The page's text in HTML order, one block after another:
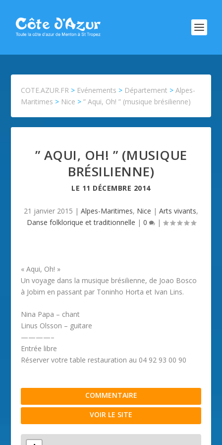
COTE.AZUR.FR > Evénements > Département >Alpes-
Maritimes > Nice >” Aqui, Oh! ” (musique brésilienne)
” AQUI, OH! ” (MUSIQUE
BRÉSILIENNE)
LE 11 DÉCEMBRE 2014
21 janvier 2015 | Alpes-Maritimes, Nice | Arts vivants,
Danse folklorique et traditionnelle | 0 |
« Aqui, Oh! »
Un voyage dans la musique brésilienne, de Joao Bosco
à Jobim en passant par Toninho Horta et Ivan Lins.
Nina Papa – chant
Linus Olsson – guitare
————–
Entrée libre
Réserver votre table restauration au 04 92 93 00 90
COMMENTAIRE
VOIR LE SITE